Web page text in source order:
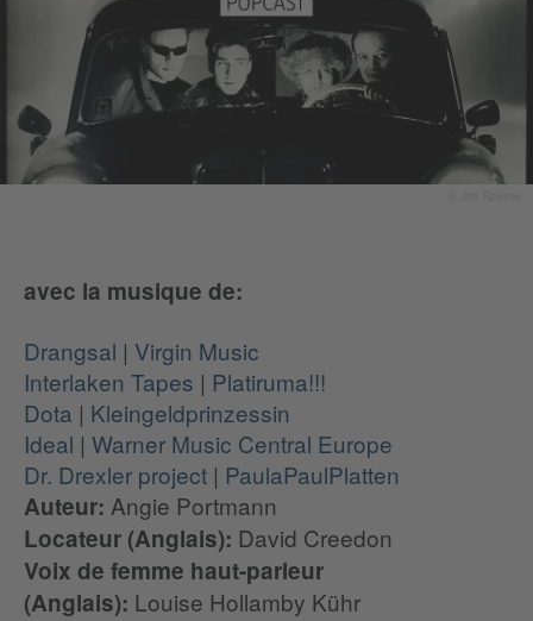
avec la musique de:
Drangsal | Virgin Music
Interlaken Tapes | Platiruma!!!
Dota | Kleingeldprinzessin
Ideal | Warner Music Central Europe
Dr. Drexler project | PaulaPaulPlatten
Auteur: Angie Portmann
Locateur (Anglais): David Creedon
Voix de femme haut-parleur
(Anglais): Louise Hollamby Kühr